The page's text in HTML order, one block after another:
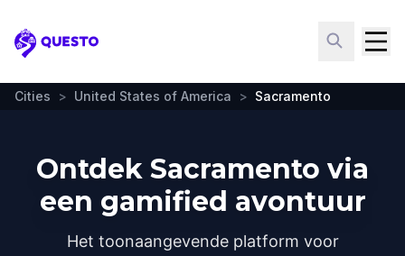
Questo
Cities > United States of America > Sacramento
Ontdek Sacramento via
een gamified avontuur
Het toonaangevende platform voor